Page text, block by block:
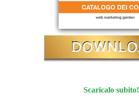
Scaricalo subito!